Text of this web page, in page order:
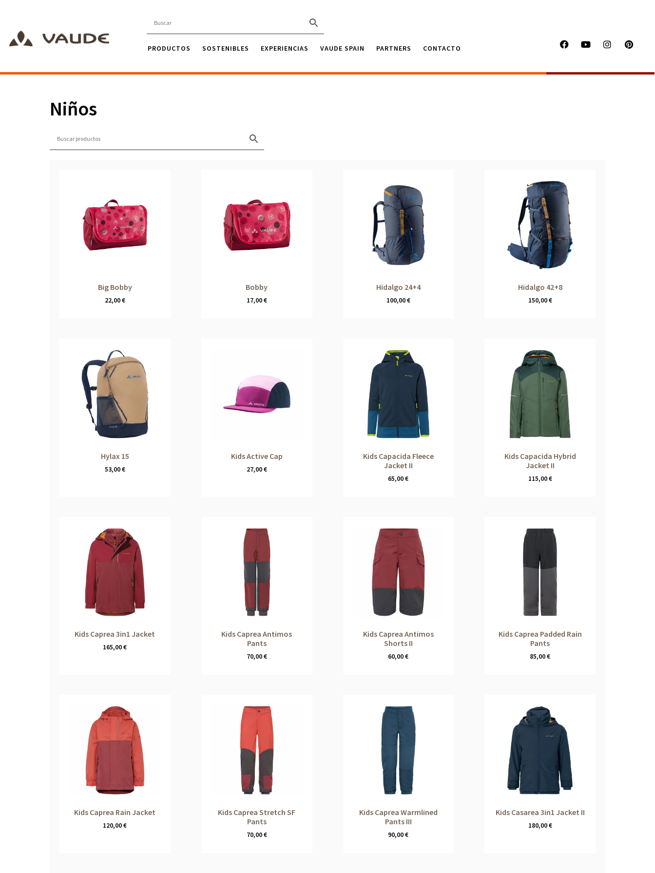
PRODUCTOS SOSTENIBLES EXPERIENCIAS VAUDE SPAIN PARTNERS CONTACTO
Niños
Big Bobby
22,00€
Bobby
17,00€
Hidalgo 24+4
100,00€
Hidalgo 42+8
150,00€
Hylax 15
53,00€
Kids Active Cap
27,00€
Kids Capacida Fleece
Jacket II
65,00€
Kids Capacida Hybrid
Jacket II
115,00€
Kids Caprea 3in1 Jacket
165,00€
Kids Caprea Antimos
Pants
70,00€
Kids Caprea Antimos
Shorts II
60,00€
Kids Caprea Padded Rain
Pants
85,00€
Kids Caprea Rain Jacket
120,00€
Kids Caprea Stretch SF
Pants
70,00€
Kids Caprea Warmlined
Pants III
90,00€
Kids Casarea 3in1 Jacket II
180,00€